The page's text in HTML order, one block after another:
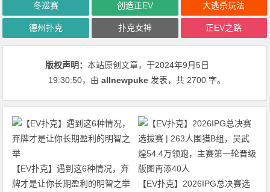
冬巡赛 创造正EV 大逃杀玩法
德州扑克 扑克女神 正EV之路
版权声明：本站原创文章，于2024年9月5日
19:30:50，由allnewpuke 发表，共 2700 字。
【EV扑克】遇到这6种情况，弃
牌才是让你长期盈利的明智之举
【EV扑克】2026IPG总决赛选